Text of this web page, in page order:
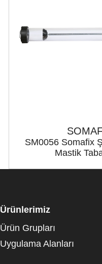
SM0056 Somafix
Mastik
Ürünlerimiz
Ürün Grupları
Uygulama Alanları